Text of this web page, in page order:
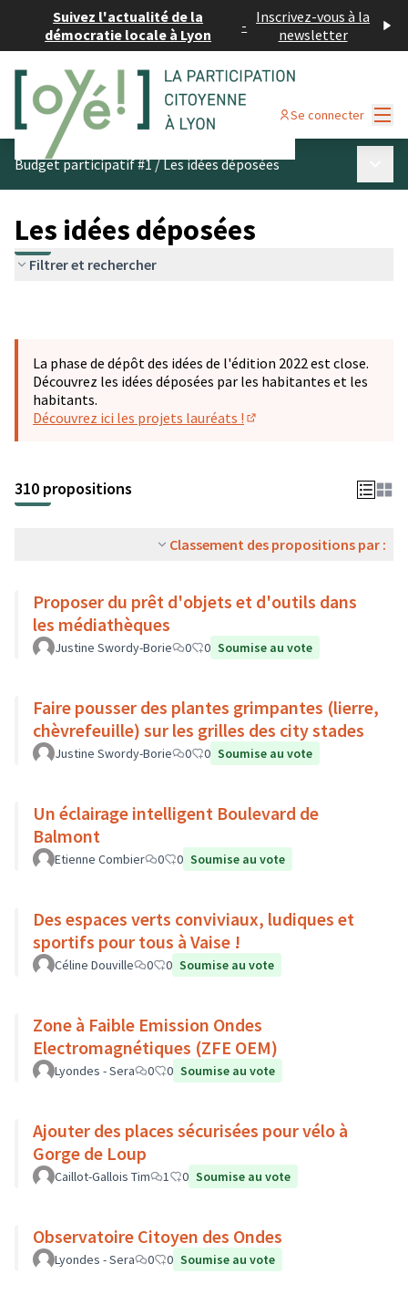
Suivez l'actualité de la
démocratie locale à Lyon
- Inscrivez-vous à la
newsletter
Se connecter
Budget participatif #1/Les idées déposées
Les idées déposées
Filtrer et rechercher
La phase de dépôt des idées de l'édition 2022 est close.
Découvrez les idées déposées par les habitantes et les
habitants.
Découvrez ici les projets lauréats !
310 propositions
Classement des propositions par :
Proposer du prêt d'objets et d'outils dans
les médiathèques
Justine Swordy-Borie 0 0 Soumise au vote
Faire pousser des plantes grimpantes (lierre,
chèvrefeuille) sur les grilles des city stades
Justine Swordy-Borie 0 0 Soumise au vote
Un éclairage intelligent Boulevard de
Balmont
Etienne Combier 0 0 Soumise au vote
Des espaces verts conviviaux, ludiques et
sportifs pour tous à Vaise !
Céline Douville 0 0 Soumise au vote
Zone à Faible Emission Ondes
Electromagnétiques (ZFE OEM)
Lyondes - Sera 0 0 Soumise au vote
Ajouter des places sécurisées pour vélo à
Gorge de Loup
Caillot-Gallois Tim 1 0 Soumise au vote
Observatoire Citoyen des Ondes
Lyondes - Sera 0 0 Soumise au vote